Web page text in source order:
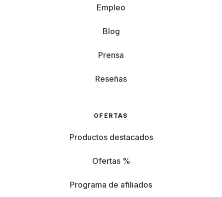
Empleo
Blog
Prensa
Reseñas
OFERTAS
Productos destacados
Ofertas %
Programa de afiliados